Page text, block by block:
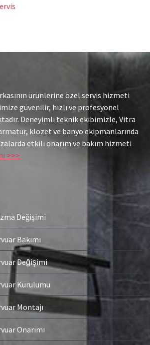
ürünlerine özel servis hizmeti
güvenilir, hızlı ve profesyonel
Deneyimli teknik ekibimizle, Vitra
klozet ve banyo ekipmanlarında
etkili onarım ve bakım hizmeti
>>>
Değişimi
Bakımı
Değişimi
Kurulumu
Montajı
Onarımı